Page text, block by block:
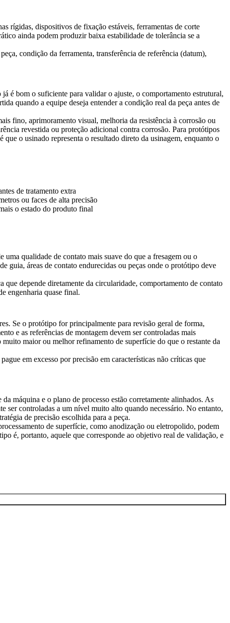
rígidas, dispositivos de fixação estáveis, ferramentas de corte
ainda podem produzir baixa estabilidade de tolerância se a
condição da ferramenta, transferência de referência (datum),
é bom o suficiente para validar o ajuste, o comportamento estrutural,
quando a equipe deseja entender a condição real da peça antes de
fino, aprimoramento visual, melhoria da resistência à corrosão ou
revestida ou proteção adicional contra corrosão. Para protótipos
o usinado representa o resultado direto da usinagem, enquanto o
de tratamento extra
ou faces de alta precisão
o estado do produto final
qualidade de contato mais suave do que a fresagem ou o
guia, áreas de contato endurecidas ou peças onde o protótipo deve
que depende diretamente da circularidade, comportamento de contato
engenharia quase final.
Se o protótipo for principalmente para revisão geral de forma,
e as referências de montagem devem ser controladas mais
maior ou melhor refinamento de superfície do que o restante da
em excesso por precisão em características não críticas que
máquina e o plano de processo estão corretamente alinhados. As
ser controladas a um nível muito alto quando necessário. No entanto,
de precisão escolhida para a peça.
de superfície, como anodização ou eletropolido, podem
é, portanto, aquele que corresponde ao objetivo real de validação, e